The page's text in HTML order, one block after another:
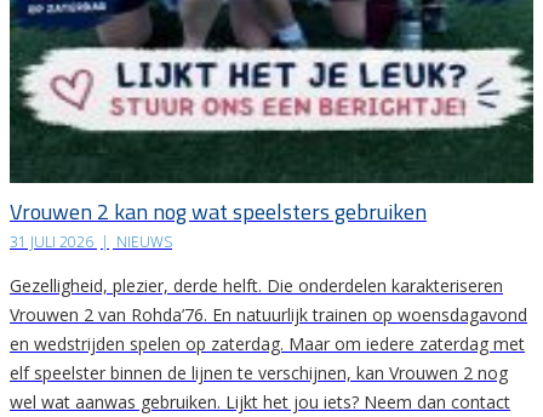
Vrouwen 2 kan nog wat speelsters gebruiken
31 JULI 2026 | NIEUWS
Gezelligheid, plezier, derde helft. Die onderdelen karakteriseren
Vrouwen 2 van Rohda’76. En natuurlijk trainen op woensdagavond
en wedstrijden spelen op zaterdag. Maar om iedere zaterdag met
elf speelster binnen de lijnen te verschijnen, kan Vrouwen 2 nog
wel wat aanwas gebruiken. Lijkt het jou iets? Neem dan contact